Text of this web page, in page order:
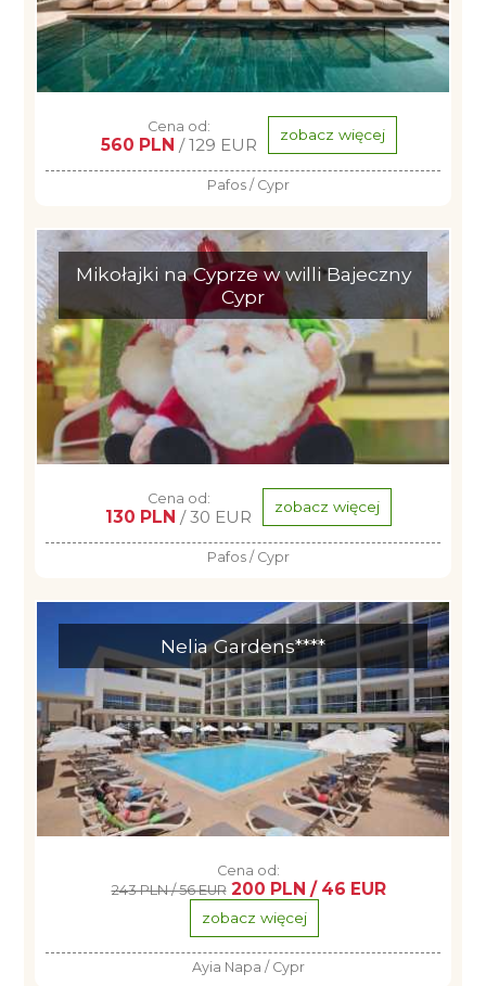
Cena od:
560 PLN / 129 EUR zobacz więcej
Pafos / Cypr
Mikołajki na Cyprze w willi Bajeczny
Cypr
Cena od:
130 PLN / 30 EUR zobacz więcej
Pafos / Cypr
Nelia Gardens****
Cena od:
243 PLN / 56 EUR 200 PLN / 46 EUR
zobacz więcej
Ayia Napa / Cypr